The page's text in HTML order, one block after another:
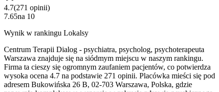
4.7(271 opinii)
7.65na 10
Wynik w rankingu Lokalsy
Centrum Terapii Dialog - psychiatra, psycholog, psychoterapeuta
Warszawa znajduje się na siódmym miejscu w naszym rankingu.
Firma ta cieszy się ogromnym zaufaniem pacjentów, co potwierdza
wysoka ocena 4.7 na podstawie 271 opinii. Placówka mieści się pod
adresem Bukowińska 26 B, 02-703 Warszawa, Polska, gdzie